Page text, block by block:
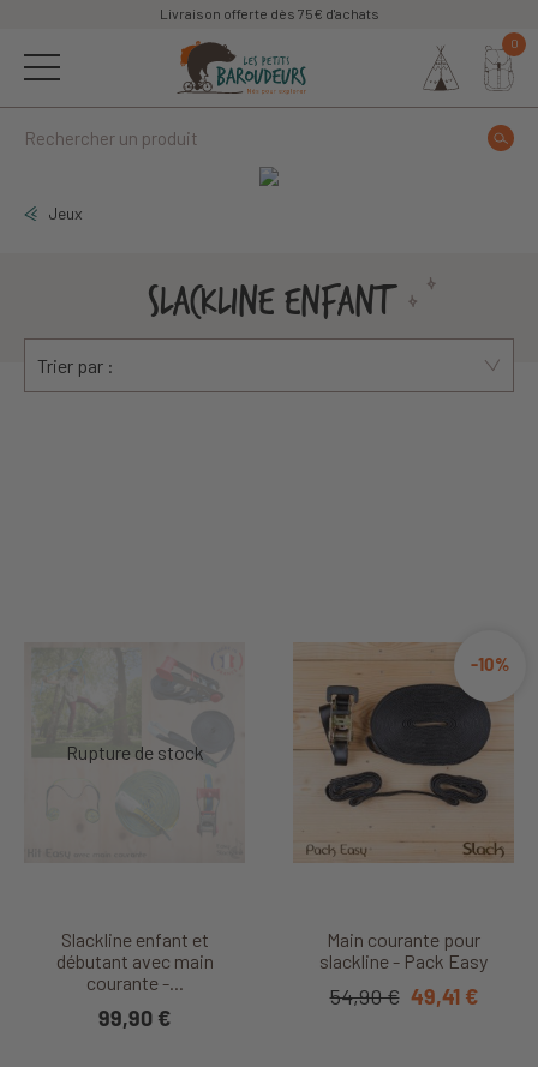
Livraison offerte dès 75€ d'achats
0
Jeux
SLACKLINE ENFANT
Trier par :
Slackline enfant et
débutant avec main
courante -...
99,90 €
Main courante pour
slackline - Pack Easy
-10%
54,90 € 49,41 €